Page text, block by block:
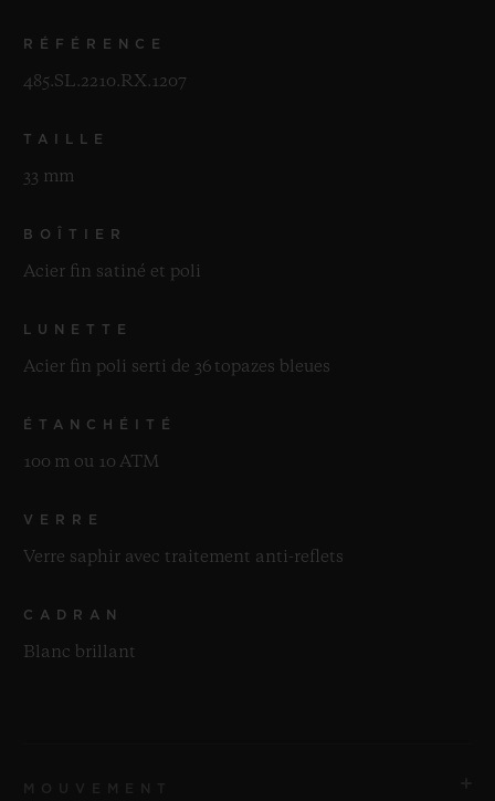
RÉFÉRENCE
485.SL.2210.RX.1207
TAILLE
33 mm
BOÎTIER
Acier fin satiné et poli
LUNETTE
Acier fin poli serti de 36 topazes bleues
ÉTANCHÉITÉ
100 m ou 10 ATM
VERRE
Verre saphir avec traitement anti-reflets
CADRAN
Blanc brillant